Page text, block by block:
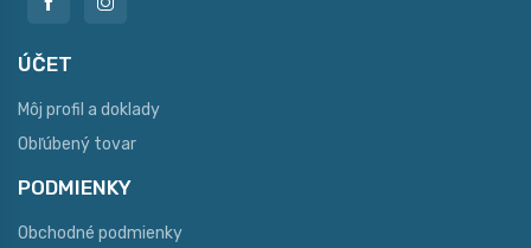
ÚČET
Môj profil a doklady
Obľúbený tovar
PODMIENKY
Obchodné podmienky